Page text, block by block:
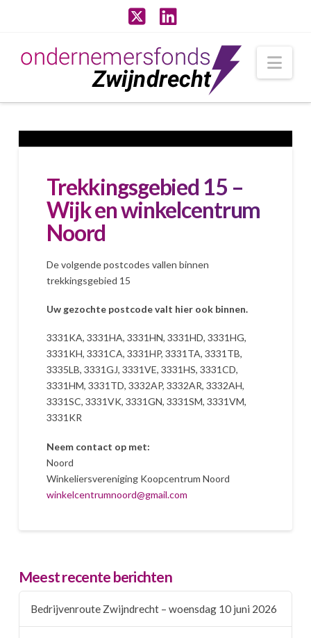
Trekkingsgebied 15 –
Wijk en winkelcentrum
Noord
De volgende postcodes vallen binnen
trekkingsgebied 15
Uw gezochte postcode valt hier ook binnen.
3331KA, 3331HA, 3331HN, 3331HD, 3331HG,
3331KH, 3331CA, 3331HP, 3331TA, 3331TB,
3335LB, 3331GJ, 3331VE, 3331HS, 3331CD,
3331HM, 3331TD, 3332AP, 3332AR, 3332AH,
3331SC, 3331VK, 3331GN, 3331SM, 3331VM,
3331KR
Neem contact op met:
Noord
Winkeliersvereniging Koopcentrum Noord
winkelcentrumnoord@gmail.com
Meest recente berichten
Bedrijvenroute Zwijndrecht – woensdag 10 juni 2026